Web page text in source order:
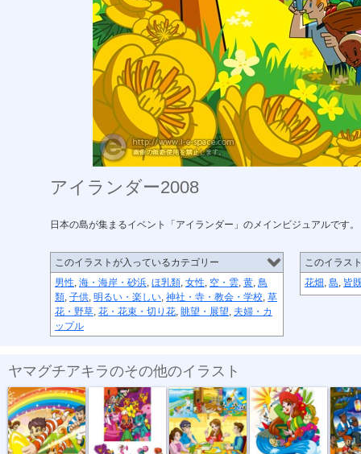
アイランダー2008
日本の島が集まるイベント「アイランダー」のメインビジュアルです。
このイラストが入っているカテゴリー
男性, 海・海岸・砂浜, ほ乳類, 女性, 空・雲, 黄, 鳥
類, 子供, 明るい・楽しい, 神社・寺・教会・学校, 草
花・野草, 花・花束・切り花, 眺望・展望, 夫婦・カ
ップル
このイラス
花畑 , 島, 皆
ヤマグチアキラのその他のイラスト
第788回ドリ... The Midnight... アイランダー...